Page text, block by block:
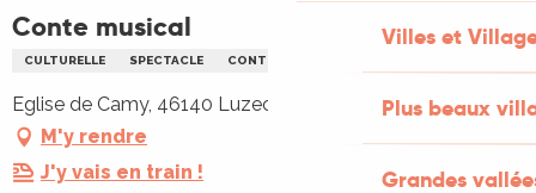
Villes et
Plus beaux
Grandes
Conte musical
CULTURELLE SPECTACLE CONTES
Eglise de Camy, 46140 Luzech
M'y rendre
J'y vais en train !